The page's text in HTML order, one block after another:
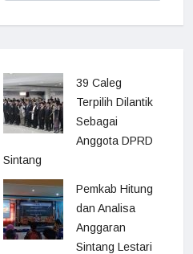
39 Caleg
Terpilih Dilantik
Sebagai
Anggota DPRD
Sintang
Pemkab Hitung
dan Analisa
Anggaran
Sintang Lestari